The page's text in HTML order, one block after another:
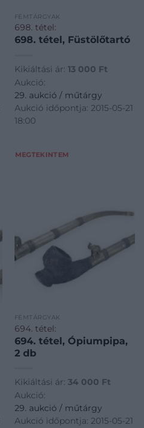
FÉMTÁRGYAK
698. tétel:
698. tétel, Füstölőtartó
Kikiáltási ár: 13 000 Ft
Aukció:
29. aukció / műtárgy
Aukció időpontja: 2015-05-21
18:00
MEGTEKINTEM
FÉMTÁRGYAK
694. tétel:
694. tétel, Ópiumpipa,
2 db
Kikiáltási ár: 34 000 Ft
Aukció:
29. aukció / műtárgy
Aukció időpontja: 2015-05-21